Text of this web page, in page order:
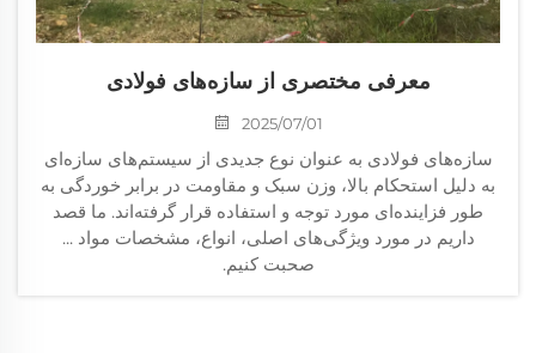
معرفی مختصری از سازه‌های فولادی
2025/07/01
سازه‌های فولادی به عنوان نوع جدیدی از سیستم‌های سازه‌ای
به دلیل استحکام بالا، وزن سبک و مقاومت در برابر خوردگی به
طور فزاینده‌ای مورد توجه و استفاده قرار گرفته‌اند. ما قصد
داریم در مورد ویژگی‌های اصلی، انواع، مشخصات مواد ...
صحبت کنیم.